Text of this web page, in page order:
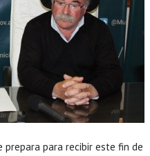
prepara para recibir este fin de